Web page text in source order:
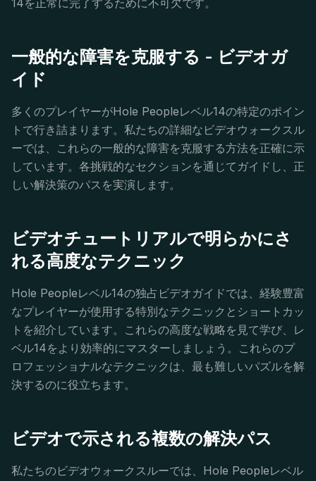
14を正常に完了するために不可欠です。
一般的な障害を克服する - ビデオガ
イド
多くのプレイヤーがHole Peopleレベル14の特定のポイン
トで行き詰まります。私たちの詳細なビデオウォークスル
ーでは、これらの一般的な障害を克服する方法を正確に示
しています。各挑戦的なセクションを通じてガイドし、正
しい解決策のパスを実演します。
ビデオチュートリアルで明らかにさ
れる高度なテクニック
Hole Peopleレベル14の独占ビデオガイドでは、経験豊富
なプレイヤーが使用する特別なテクニックとショートカッ
トを紹介しています。これらの高度な戦略を見て学び、レ
ベル14をより効率的にマスターしましょう。これらのプ
ロフェッショナルなテクニックは、最も難しいパズルを解
決するのに役立ちます。
ビデオで示される複数の解決パス
私たちのビデオウォークスルーでは、Hole Peopleレベル